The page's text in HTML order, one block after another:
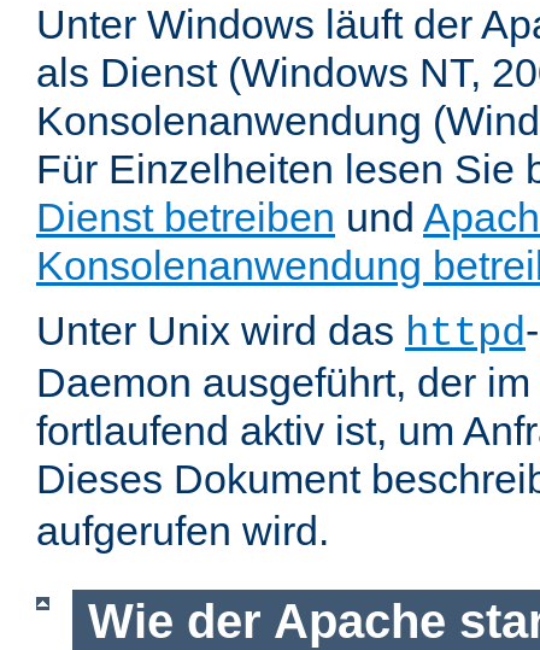
Unter Windows läuft der
als Dienst (Windows NT,
Konsolenanwendung
Für Einzelheiten lesen Sie
Dienst betreiben und
Konsolenanwendung
Unter Unix wird das httpd
Daemon ausgeführt, der
fortlaufend aktiv ist, um
Dieses Dokument
aufgerufen wird.
Wie der Apache